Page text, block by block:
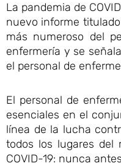
La pandemia de
nuevo informe
más numeroso del
enfermería y se
el personal de
El personal de
esenciales en el
línea de la lucha
todos los lugares del
COVID-19: nunca